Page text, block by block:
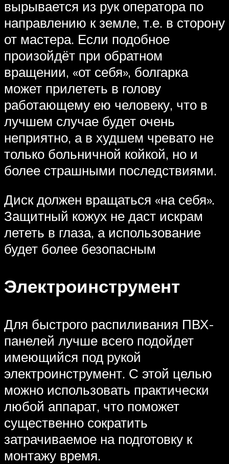
вырывается из рук оператора по
направлению к земле, т.е. в сторону
от мастера. Если подобное
произойдёт при обратном
вращении, «от себя», болгарка
может прилететь в голову
работающему ею человеку, что в
лучшем случае будет очень
неприятно, а в худшем чревато не
только больничной койкой, но и
более страшными последствиями.
Диск должен вращаться «на себя».
Защитный кожух не даст искрам
лететь в глаза, а использование
будет более безопасным
Электроинструмент
Для быстрого распиливания ПВХ-
панелей лучше всего подойдет
имеющийся под рукой
электроинструмент. С этой целью
можно использовать практически
любой аппарат, что поможет
существенно сократить
затрачиваемое на подготовку к
монтажу время.